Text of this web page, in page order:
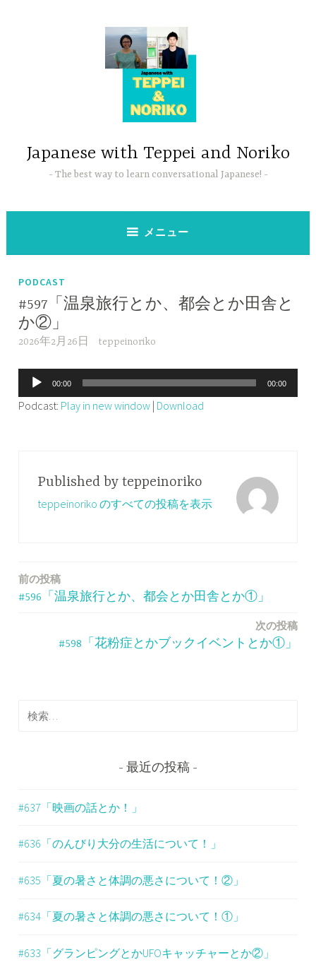
Japanese with Teppei and Noriko
The best way to learn conversational Japanese!
メニュー
PODCAST
#597「温泉旅行とか、都会とか田舎と
か②」
2026年2月26日 teppeinoriko
声
プ
00:00 00:00
Podcast: Play in new window | Download
Published by teppeinoriko
teppeinoriko のすべての投稿を表示
投
ー
前の投稿
#596「温泉旅行とか、都会とか田舎とか①」
次の投稿
#598「花粉症とかブックイベントとか①」
検
最近の投稿
#637「映画の話とか！」
#636「のんびり大分の生活について！」
#635「夏の暑さと体調の悪さについて！②」
#634「夏の暑さと体調の悪さについて！①」
#633「グランピングとかUFOキャッチャーとか②」